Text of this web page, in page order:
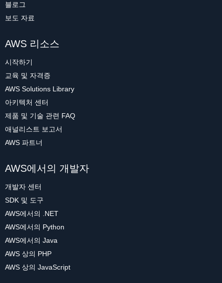
블로그
보도 자료
AWS 리소스
시작하기
교육 및 자격증
AWS Solutions Library
아키텍처 센터
제품 및 기술 관련 FAQ
애널리스트 보고서
AWS 파트너
AWS에서의 개발자
개발자 센터
SDK 및 도구
AWS에서의 .NET
AWS에서의 Python
AWS에서의 Java
AWS 상의 PHP
AWS 상의 JavaScript